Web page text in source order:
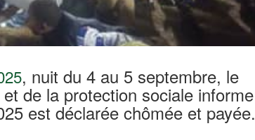
, nuit du 4 au 5 septembre, le
de la protection sociale informe
est déclarée chômée et payée.